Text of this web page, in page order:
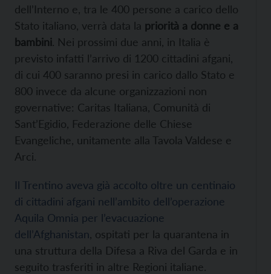
dell’Interno e, tra le 400 persone a carico dello
Stato italiano, verrà data la priorità a donne e a
bambini. Nei prossimi due anni, in Italia è
previsto infatti l’arrivo di 1200 cittadini afgani,
di cui 400 saranno presi in carico dallo Stato e
800 invece da alcune organizzazioni non
governative: Caritas Italiana, Comunità di
Sant’Egidio, Federazione delle Chiese
Evangeliche, unitamente alla Tavola Valdese e
Arci.
Il Trentino aveva già accolto oltre un centinaio
di cittadini afgani nell’ambito dell’operazione
Aquila Omnia per l’evacuazione
dell’Afghanistan , ospitati per la quarantena in
una struttura della Difesa a Riva del Garda e in
seguito trasferiti in altre Regioni italiane.